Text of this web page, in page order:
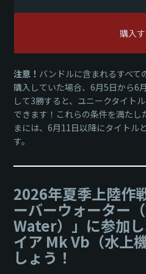
購入
注意！ バンドルに含まれるすべて
購入していた場合、6月5日から6
して3勝すると、ユニークタイト
できます！これらの条件を満たし
まには、6月11日以降にタイトル
す。
2026年夏季上陸作
ーバーウォーター
Water）」に参加
イア Mk Vb（水上
しょう！